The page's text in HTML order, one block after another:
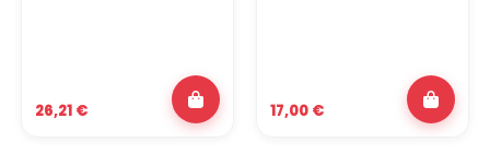
26,21 € 17,00 €